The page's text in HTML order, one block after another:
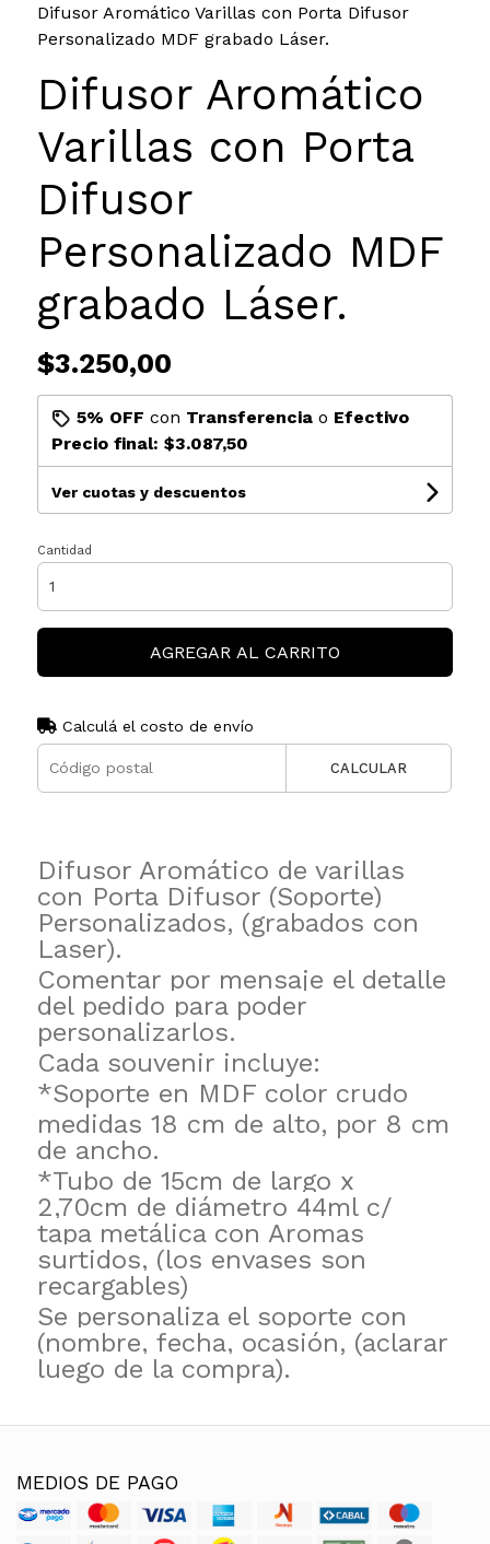
Difusor Aromático Varillas con Porta Difusor
Personalizado MDF grabado Láser.
Difusor Aromático
Varillas con Porta
Difusor
Personalizado MDF
grabado Láser.
$3.250,00
5% OFF con Transferenciao Efectivo
Precio final: $3.087,50
Ver cuotas y descuentos
Cantidad
AGREGAR AL CARRITO
Calculá el costo de envío
CALCULAR
Difusor Aromático de varillas
con Porta Difusor (Soporte)
Personalizados, (grabados con
Laser).
Comentar por mensaje el detalle
del pedido para poder
personalizarlos.
Cada souvenir incluye:
*Soporte en MDF color crudo
medidas 18 cm de alto, por 8 cm
de ancho.
*Tubo de 15cm de largo x
2,70cm de diámetro 44ml c/
tapa metálica con Aromas
surtidos, (los envases son
recargables)
Se personaliza el soporte con
(nombre, fecha, ocasión, (aclarar
luego de la compra).
MEDIOS DE PAGO